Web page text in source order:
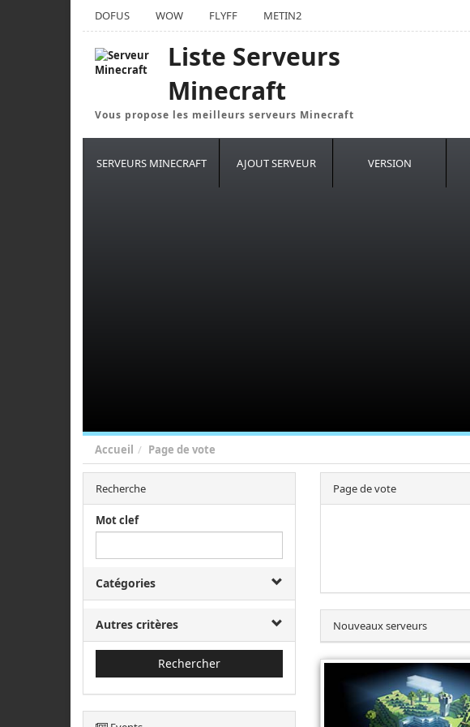
DOFUS WOW FLYFF METIN2
Liste Serveurs
Minecraft
Vous propose les meilleurs serveurs Minecraft
SERVEURS MINECRAFT AJOUT SERVEUR VERSION
Accueil Page de vote
Recherche
Mot clef
Catégories
Autres critères
Rechercher
Page de vote
Nouveaux serveurs